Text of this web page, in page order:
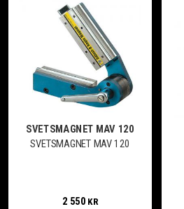
SVETSMAGNET MAV 120
SVETSMAGNET MAV 120
2 550KR